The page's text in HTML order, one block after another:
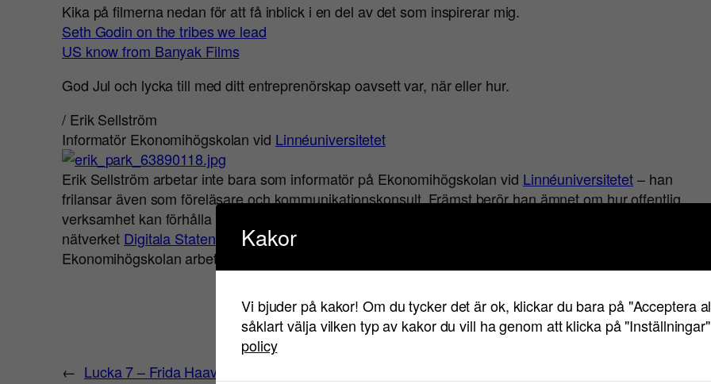
Kika på filmerna nedan för att få inblick i en del av det som inspirerar mig.
Seth Godin on the tribes we lead
US know from Banyak Films
God Jul och lycka till med ditt entreprenörskap oavsett var, när eller hur.
/ Erik Sellström
Informatör Ekonomihögskolan vid Linnéuniversitetet
Erik Sellström arbetar inte bara som informatör på Ekonomihögskolan vid Linnéuniversitetet– han
frilansar även som föreläsare och kommunikationskonsult. Främst berör han ämnet om hur offentlig
verksamhet kan förhålla sig till den digitala samhällsomvandlingen. Erik är även initiativtagare till
nätverket Digitala Staten . Läs mer om Erik i hans blogg,
Ekonomihögskolan arbetar med fusionsprocessen
← Lucka 7 – Frida Haavisto, Beautiful Business
Kakor
Vi bjuder på kakor! Om du tycker det är ok, klickar du bara på "Acceptera
såklart välja vilken typ av kakor du vill ha genom att klicka på
policy